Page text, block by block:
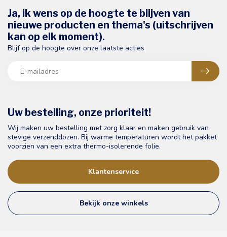
Uw bestelling, onze prioriteit!
Wij maken uw bestelling met zorg klaar en maken gebruik van
stevige verzenddozen. Bij warme temperaturen wordt het pakket
voorzien van een extra thermo-isolerende folie.
Klantenservice
Bekijk onze winkels
Ja, ik wens op de hoogte te blijven van
nieuwe producten en thema's (uitschrijven
kan op elk moment).
Blijf op de hoogte over onze laatste acties